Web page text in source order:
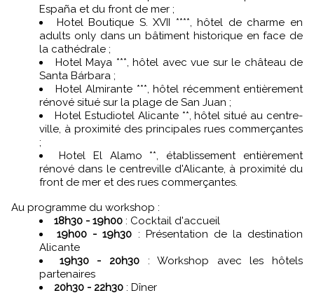
España et du front de mer ;
Hotel Boutique S. XVII ****, hôtel de charme en
adults only dans un bâtiment historique en face de
la cathédrale ;
Hotel Maya ***, hôtel avec vue sur le château de
Santa Bárbara ;
Hotel Almirante ***, hôtel récemment entièrement
rénové situé sur la plage de San Juan ;
Hotel Estudiotel Alicante **, hôtel situé au centre-
ville, à proximité des principales rues commerçantes
;
Hotel El Alamo **, établissement entièrement
rénové dans le centreville d'Alicante, à proximité du
front de mer et des rues commerçantes.
Au programme du workshop :
18h30 - 19h00 : Cocktail d'accueil
19h00 - 19h30 : Présentation de la destination
Alicante
19h30 - 20h30: Workshop avec les hôtels
partenaires
20h30 - 22h30 : Dîner